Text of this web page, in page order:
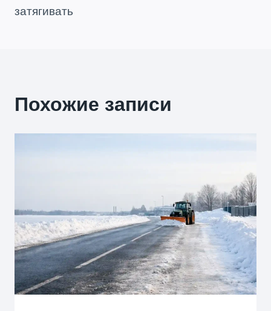
затягивать
Похожие записи